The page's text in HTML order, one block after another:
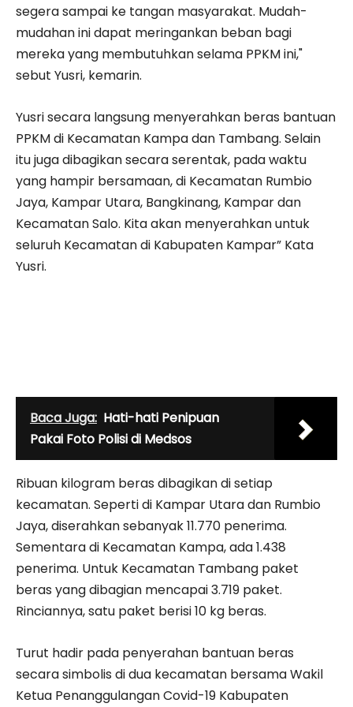
segera sampai ke tangan masyarakat. Mudah-
mudahan ini dapat meringankan beban bagi
mereka yang membutuhkan selama PPKM ini,"
sebut Yusri, kemarin.
Yusri secara langsung menyerahkan beras bantuan
PPKM di Kecamatan Kampa dan Tambang. Selain
itu juga dibagikan secara serentak, pada waktu
yang hampir bersamaan, di Kecamatan Rumbio
Jaya, Kampar Utara, Bangkinang, Kampar dan
Kecamatan Salo. Kita akan menyerahkan untuk
seluruh Kecamatan di Kabupaten Kampar” Kata
Yusri.
Baca Juga: Hati-hati Penipuan
Pakai Foto Polisi di Medsos
Ribuan kilogram beras dibagikan di setiap
kecamatan. Seperti di Kampar Utara dan Rumbio
Jaya, diserahkan sebanyak 11.770 penerima.
Sementara di Kecamatan Kampa, ada 1.438
penerima. Untuk Kecamatan Tambang paket
beras yang dibagian mencapai 3.719 paket.
Rinciannya, satu paket berisi 10 kg beras.
Turut hadir pada penyerahan bantuan beras
secara simbolis di dua kecamatan bersama Wakil
Ketua Penanggulangan Covid-19 Kabupaten